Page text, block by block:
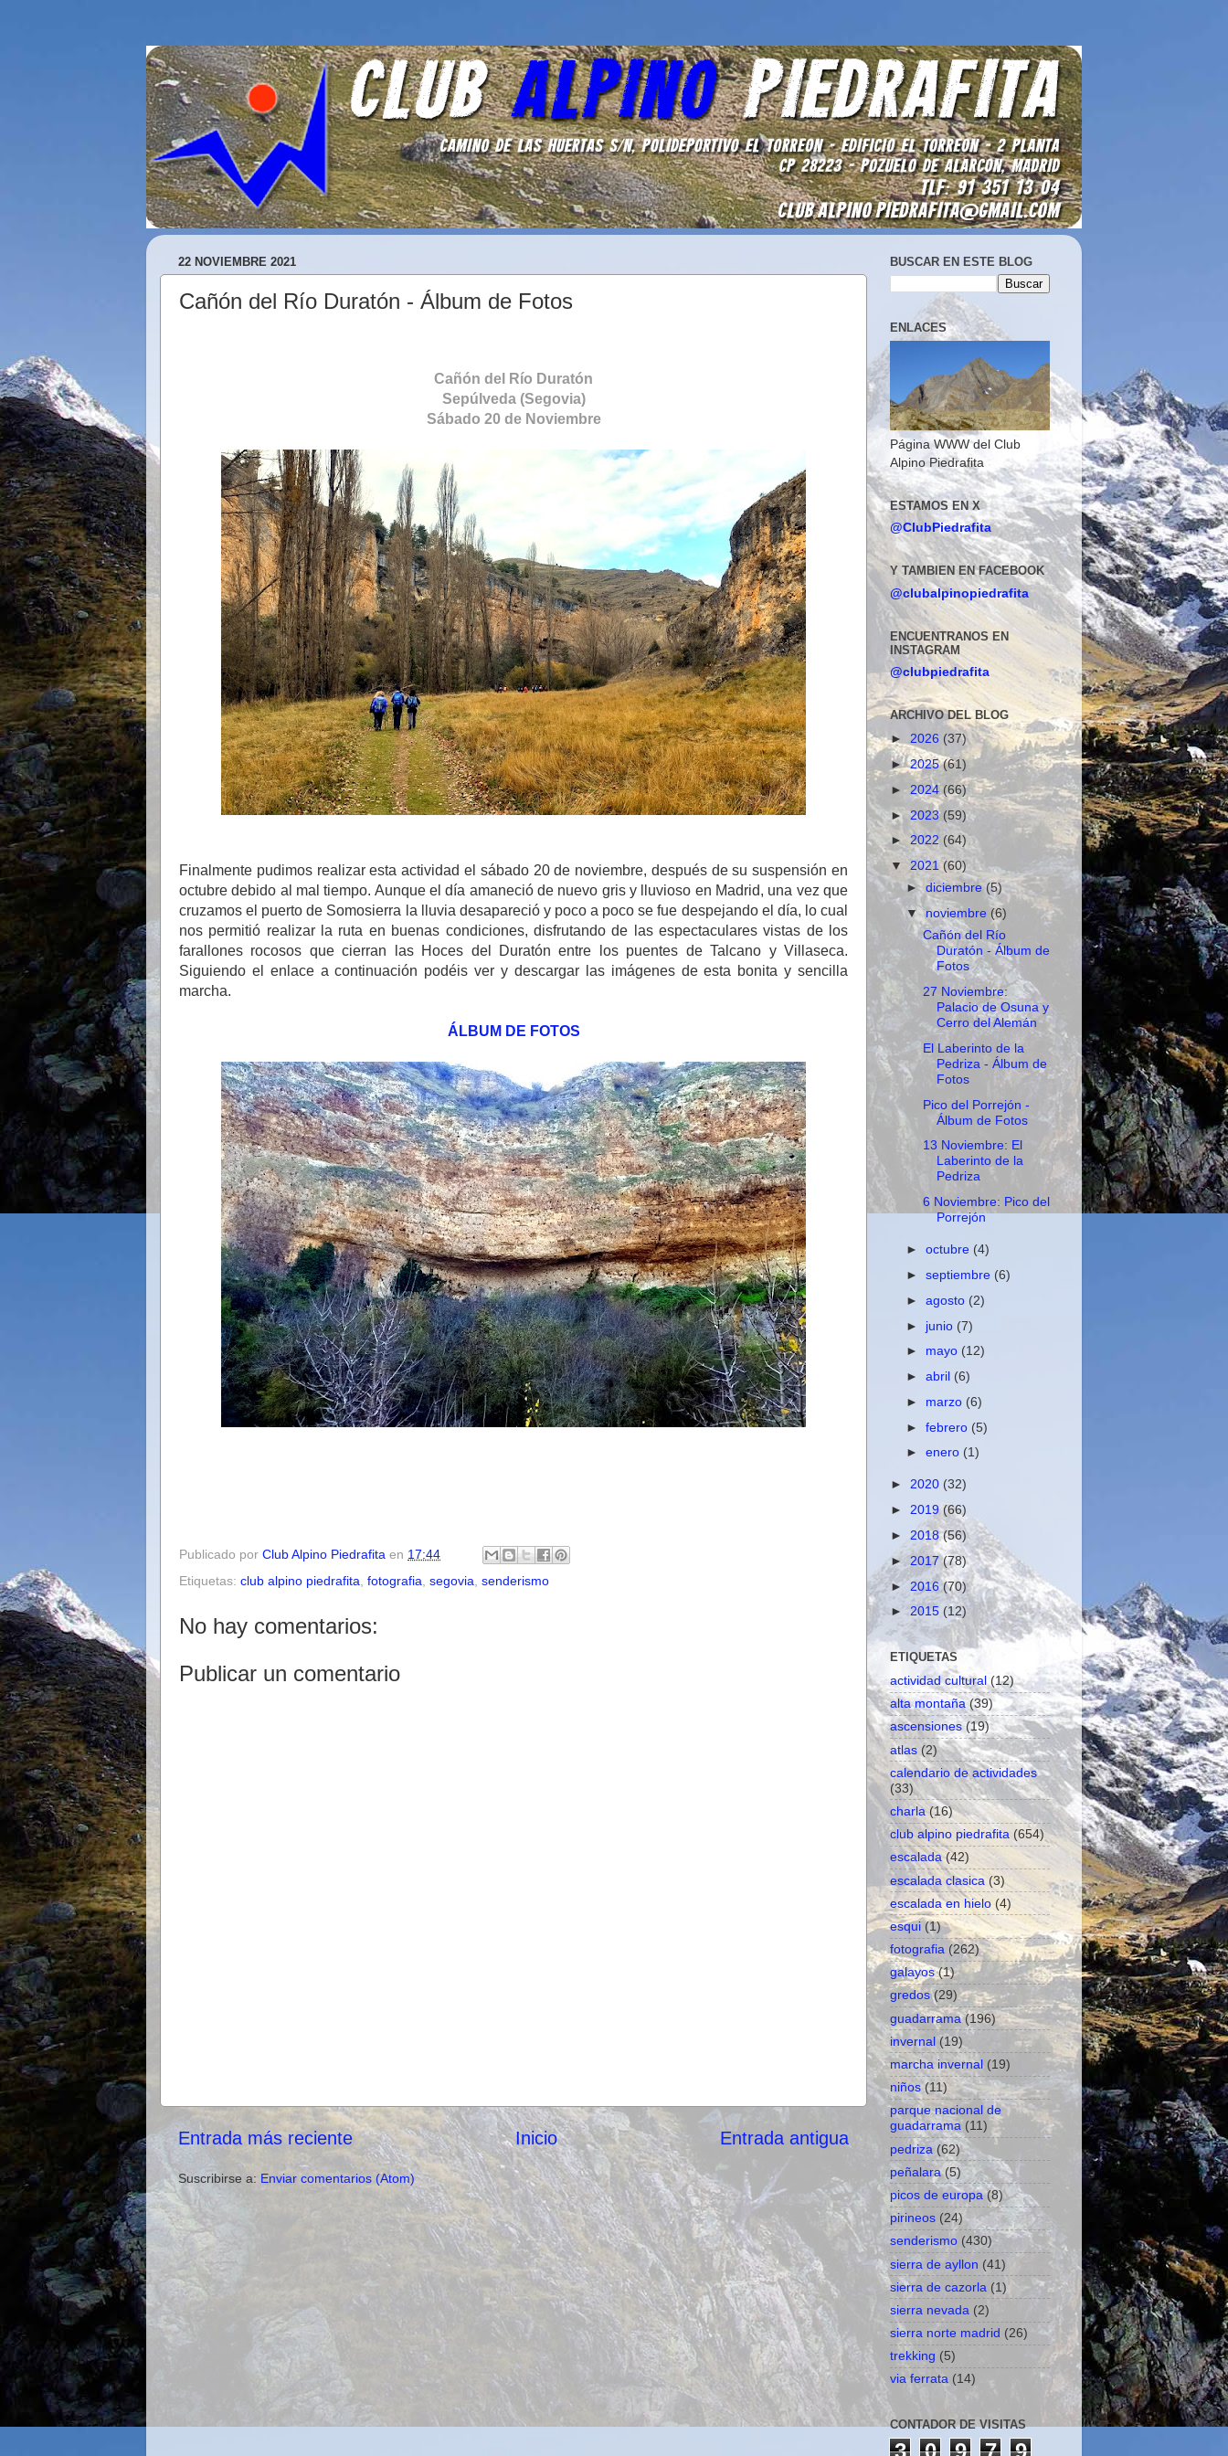
22 NOVIEMBRE 2021
Cañón del Río Duratón - Álbum de Fotos
Cañón del Río Duratón
Sepúlveda (Segovia)
Sábado 20 de Noviembre
Finalmente pudimos realizar esta actividad el sábado 20 de noviembre, después de su suspensión en
octubre debido al mal tiempo. Aunque el día amaneció de nuevo gris y lluvioso en Madrid, una vez que
cruzamos el puerto de Somosierra la lluvia desapareció y poco a poco se fue despejando el día, lo cual
nos permitió realizar la ruta en buenas condiciones, disfrutando de las espectaculares vistas de los
farallones rocosos que cierran las Hoces del Duratón entre los puentes de Talcano y Villaseca.
Siguiendo el enlace a continuación podéis ver y descargar las imágenes de esta bonita y sencilla
marcha.
ÁLBUM DE FOTOS
Publicado por Club Alpino Piedrafita en 17:44
Etiquetas: club alpino piedrafita fotografia segovia senderismo
No hay comentarios:
Publicar un comentario
Entrada más reciente Entrada antigua
Inicio
Suscribirse a: Enviar comentarios (Atom)
BUSCAR EN ESTE BLOG
ENLACES
Página WWW del Club
Alpino Piedrafita
ESTAMOS EN X
@ClubPiedrafita
Y TAMBIEN EN FACEBOOK
@clubalpinopiedrafita
ENCUENTRANOS EN
INSTAGRAM
@clubpiedrafita
ARCHIVO DEL BLOG
► 2026 (37)
►2025(61)
► 2024(66)
►2023(59)
► 2022 (64)
▼ 2021(60)
►diciembre(5)
▼noviembre (6)
Cañón del Río
Duratón - Álbum de
Fotos
27 Noviembre:
Palacio de Osuna y
Cerro del Alemán
El Laberinto de la
Pedriza - Álbum de
Fotos
Pico del Porrejón -
Álbum de Fotos
13 Noviembre: El
Laberinto de la
Pedriza
6 Noviembre: Pico del
Porrejón
►octubre (4)
►septiembre (6)
►agosto (2)
► junio (7)
► mayo (12)
►abril (6)
► marzo (6)
►febrero (5)
►enero (1)
► 2020 (32)
► 2019(66)
► 2018(56)
► 2017(78)
► 2016(70)
►2015 (12)
ETIQUETAS
actividad cultural (12)
alta montaña (39)
ascensiones (19)
atlas (2)
calendario de actividades
(33)
charla (16)
club alpino piedrafita (654)
escalada (42)
escalada clasica (3)
escalada en hielo (4)
esqui (1)
fotografia (262)
galayos (1)
gredos (29)
guadarrama (196)
invernal (19)
marcha invernal (19)
niños (11)
parque nacional de
guadarrama (11)
pedriza (62)
peñalara (5)
picos de europa (8)
pirineos (24)
senderismo (430)
sierra de ayllon (41)
sierra de cazorla (1)
sierra nevada (2)
sierra norte madrid (26)
trekking (5)
via ferrata (14)
CONTADOR DE VISITAS
3 0 9 7 9